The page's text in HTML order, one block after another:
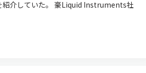
紹介していた。 豪Liquid Instruments社